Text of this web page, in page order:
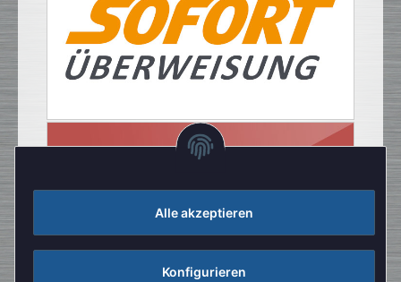
Alle akzeptieren
Konfigurieren